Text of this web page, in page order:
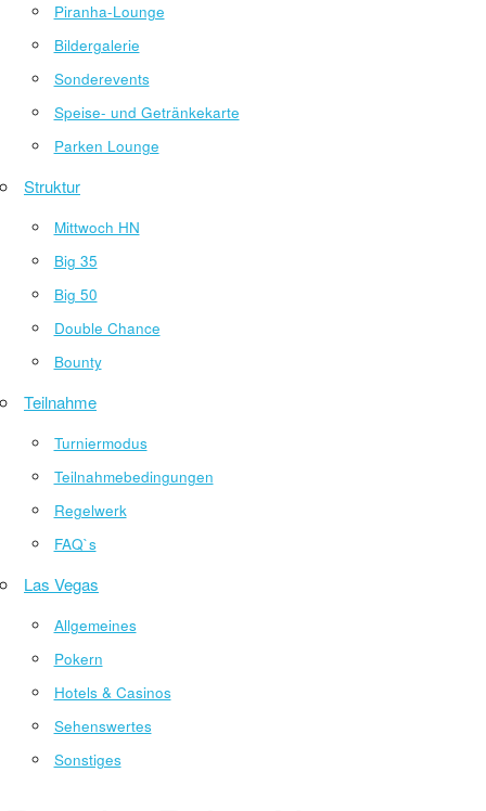
Piranha-Lounge
Bildergalerie
Sonderevents
Speise- und Getränkekarte
Parken Lounge
Struktur
Mittwoch HN
Big 35
Big 50
Double Chance
Bounty
Teilnahme
Turniermodus
Teilnahmebedingungen
Regelwerk
FAQ`s
Las Vegas
Allgemeines
Pokern
Hotels & Casinos
Sehenswertes
Sonstiges